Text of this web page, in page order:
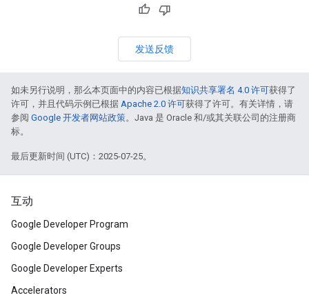
发送反馈
如未另行说明，那么本页面中的内容已根据知识共享署名 4.0 许可获得了
许可，并且代码示例已根据 Apache 2.0 许可获得了许可。有关详情，请
参阅 Google 开发者网站政策。Java 是 Oracle 和/或其关联公司的注册商
标。
最后更新时间 (UTC)：2025-07-25。
互动
Google Developer Program
Google Developer Groups
Google Developer Experts
Accelerators